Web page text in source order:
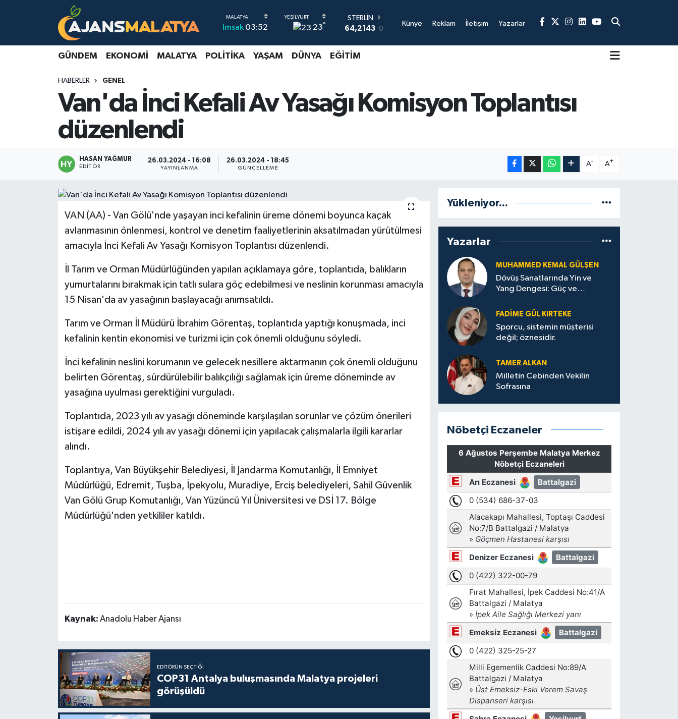
İmsak03:52 23°
STERLİN
64,2143 0
6500.87
BİST100
64.643,95
DOLAR
47,6704 0
Künye Reklam İletişim Yazarlar
GÜNDEM EKONOMI MALATYA POLITIKA YAŞAM DÜNYA EĞITIM
HABERLER GENEL
Van'da İnci Kefali Av Yasağı Komisyon Toplantısı
düzenlendi
HASAN YAĞMUR
EDITÖR
26.03.2024 - 16:08
YAYINLANMA
26.03.2024 - 18:45
GÜNCELLEME
A- A+
VAN (AA) - Van Gölü'nde yaşayan inci kefalinin üreme dönemi boyunca kaçak
avlanmasının önlenmesi, kontrol ve denetim faaliyetlerinin aksatılmadan yürütülmesi
amacıyla İnci Kefali Av Yasağı Komisyon Toplantısı düzenlendi.
İl Tarım ve Orman Müdürlüğünden yapılan açıklamaya göre, toplantıda, balıkların
yumurtalarını bırakmak için tatlı sulara göç edebilmesi ve neslinin korunması amacıyla
15 Nisan'da av yasağının başlayacağı anımsatıldı.
Tarım ve Orman İl Müdürü İbrahim Görentaş, toplantıda yaptığı konuşmada, inci
kefalinin kentin ekonomisi ve turizmi için çok önemli olduğunu söyledi.
İnci kefalinin neslini korumanın ve gelecek nesillere aktarmanın çok önemli olduğunu
belirten Görentaş, sürdürülebilir balıkçılığı sağlamak için üreme döneminde av
yasağına uyulması gerektiğini vurguladı.
Toplantıda, 2023 yılı av yasağı döneminde karşılaşılan sorunlar ve çözüm önerileri
istişare edildi, 2024 yılı av yasağı dönemi için yapılacak çalışmalarla ilgili kararlar
alındı.
Toplantıya, Van Büyükşehir Belediyesi, İl Jandarma Komutanlığı, İl Emniyet
Müdürlüğü, Edremit, Tuşba, İpekyolu, Muradiye, Erciş belediyeleri, Sahil Güvenlik
Van Gölü Grup Komutanlığı, Van Yüzüncü Yıl Üniversitesi ve DSİ 17. Bölge
Müdürlüğü'nden yetkililer katıldı.
Kaynak: Anadolu Haber Ajansı
EDITÖRÜN SEÇTIĞI
COP31 Antalya buluşmasında Malatya projeleri
görüşüldü
Yükleniyor...
Yazarlar
MUHAMMED KEMAL GÜLŞEN
Dövüş Sanatlarında Yin ve
Yang Dengesi: Güç ve
FADIME GÜL KIRTEKE
Sporcu, sistemin müşterisi
değil; öznesidir.
TAMER ALKAN
Milletin Cebinden Vekilin
Sofrasına
Nöbetçi Eczaneler
Gündem
Kültür & Sanat
Teknoloji
Malatya Nöbetçi Eczaneler
TFF 3.Lig 2.Grup Puan Durumu ve Fikstür
Tüm Manşetler
Son Dakika Haberleri
Haber Arşivi